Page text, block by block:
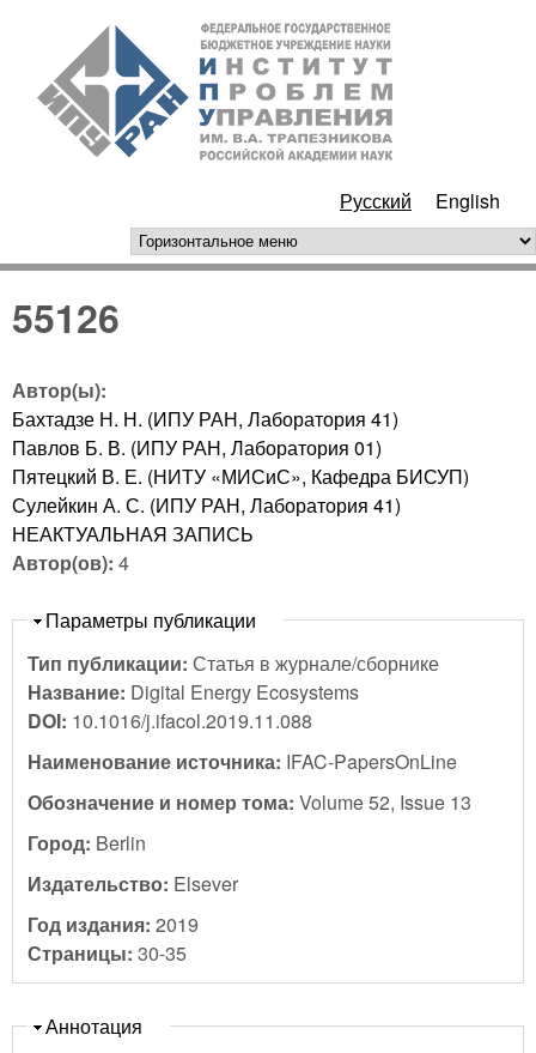
Перейти к основному
содержанию
РАН
Русский English
горизонтальное меню
55126
Автор(ы):
Бахтадзе Н. Н. (ИПУ РАН, Лаборатория 41)
Павлов Б. В. (ИПУ РАН, Лаборатория 01)
Пятецкий В. Е. (НИТУ «МИСиС», Кафедра БИСУП)
Сулейкин А. С. (ИПУ РАН, Лаборатория 41)
НЕАКТУАЛЬНАЯ ЗАПИСЬ
Автор(ов): 4
Скрыть
Параметры публикации
Тип публикации: Статья в журнале/сборнике
Название: Digital Energy Ecosystems
DOI: 10.1016/j.ifacol.2019.11.088
Наименование источника: IFAC-PapersOnLine
Обозначение и номер тома: Volume 52, Issue 13
Город: Berlin
Издательство: Elsever
Год издания: 2019
Страницы: 30-35
Скрыть
Аннотация